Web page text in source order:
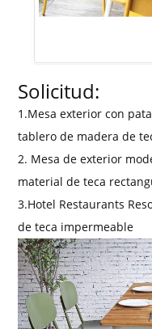
Solicitud:
1.Mesa exterior con
tablero de madera de
2. Mesa de exterior
material de teca
3.Hotel Restaurants
de teca impermeable